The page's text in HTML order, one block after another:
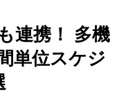
連携！ 多機
単位スケジ